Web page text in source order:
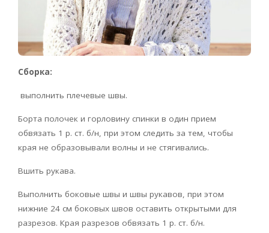
Сборка:
выполнить плечевые швы.
Борта полочек и горловину спинки в один прием
обвязать 1 р. ст. б/н, при этом следить за тем, чтобы
края не образовывали волны и не стягивались.
Вшить рукава.
Выполнить боковые швы и швы рукавов, при этом
нижние 24 см боковых швов оставить открытыми для
разрезов. Края разрезов обвязать 1 р. ст. б/н.